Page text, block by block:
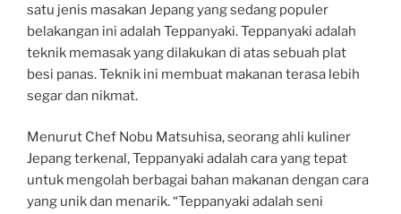
satu jenis masakan Jepang yang sedang populer
belakangan ini adalah Teppanyaki. Teppanyaki adalah
teknik memasak yang dilakukan di atas sebuah plat
besi panas. Teknik ini membuat makanan terasa lebih
segar dan nikmat.
Menurut Chef Nobu Matsuhisa, seorang ahli kuliner
Jepang terkenal, Teppanyaki adalah cara yang tepat
untuk mengolah berbagai bahan makanan dengan cara
yang unik dan menarik. “Teppanyaki adalah seni